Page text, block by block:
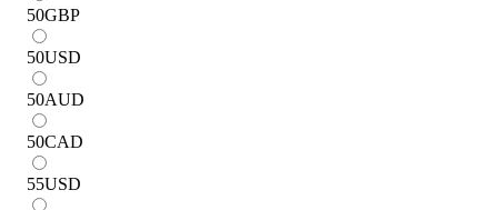
50GBP
50USD
50AUD
50CAD
55USD